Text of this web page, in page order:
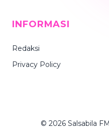
INFORMASI
Redaksi
Privacy Policy
© 2026 Salsabila